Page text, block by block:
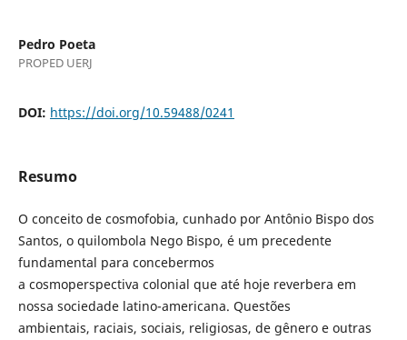
Pedro Poeta
PROPED UERJ
DOI: https://doi.org/10.59488/0241
Resumo
O conceito de cosmofobia, cunhado por Antônio Bispo dos
Santos, o quilombola Nego Bispo, é um precedente
fundamental para concebermos
a cosmoperspectiva colonial que até hoje reverbera em
nossa sociedade latino-americana. Questões
ambientais, raciais, sociais, religiosas, de gênero e outras